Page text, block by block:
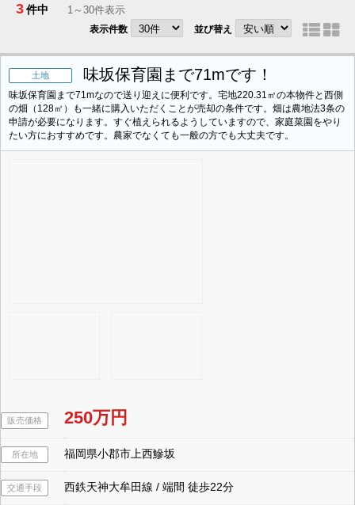
3件中 1～30件表示
表示件数 並び替え
土地 味坂保育園まで71mです！
味坂保育園まで71mなので送り迎えに便利です。宅地220.31㎡の本物件と西側
の畑（128㎡）も一緒に購入いただくことが売却の条件です。畑は農地法3条の
申請が必要になります。すぐ植えられるようしていますので、家庭菜園をやり
たい方におすすめです。農家でなくても一般の方でも大丈夫です。
販売価格 250万円
所在地 福岡県小郡市上西鰺坂
交通手段 西鉄天神大牟田線 / 端間 徒歩22分